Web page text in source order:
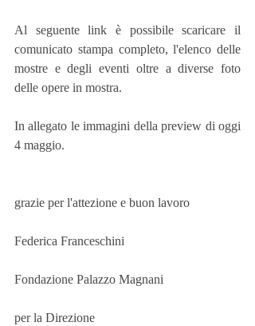
Al seguente link è possibile scaricare il
comunicato stampa completo, l'elenco delle
mostre e degli eventi oltre a diverse foto
delle opere in mostra.
In allegato le immagini della preview di oggi
4 maggio.
grazie per l'attezione e buon lavoro
Federica Franceschini
Fondazione Palazzo Magnani
per la Direzione